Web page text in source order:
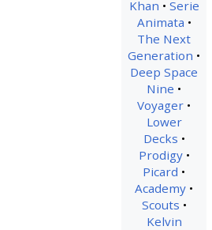
Khan
Serie
Animata
The Next
Generation
Deep Space
Nine
Voyager
Lower
Decks
Prodigy
Picard
Academy
Scouts
Kelvin